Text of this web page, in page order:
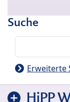
Suche
Erweiterte
HiPP